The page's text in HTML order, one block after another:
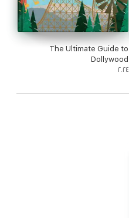
The Ultimate Guide to
Dollywood
٢٠٢٤